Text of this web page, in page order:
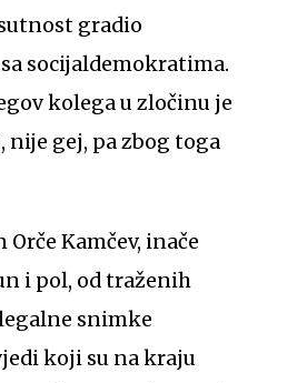
gradio
socijaldemokratima.
kolega u zločinu je
gej, pa zbog toga
Kamčev, inače
i pol, od traženih
snimke
koji su na kraju